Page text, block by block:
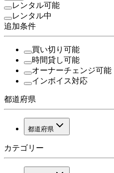
レンタル可能
レンタル中
追加条件
買い切り可能
時間貸し可能
オーナーチェンジ可能
インボイス対応
都道府県
都道府県
カテゴリー